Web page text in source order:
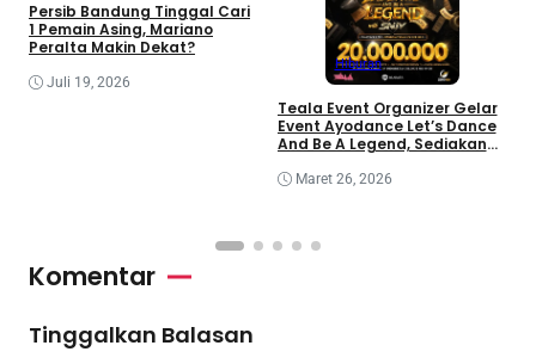
Persib Bandung Tinggal Cari
1 Pemain Asing, Mariano
Peralta Makin Dekat?
Juli 19, 2026
Hiburan
Teala Event Organizer Gelar
Event Ayodance Let’s Dance
And Be A Legend, Sediakan
Maret 26, 2026
Komentar
Tinggalkan Balasan